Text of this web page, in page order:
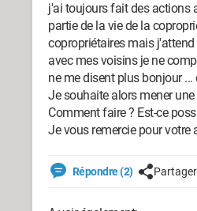
j'ai toujours fait des actions
partie de la vie de la
copropriétaires mais
avec mes voisins je ne
ne me disent plus bonjour ...
Je souhaite alors mener
Comment faire ? Est-ce
Je vous remercie pour votre
Répondre (2) Partager